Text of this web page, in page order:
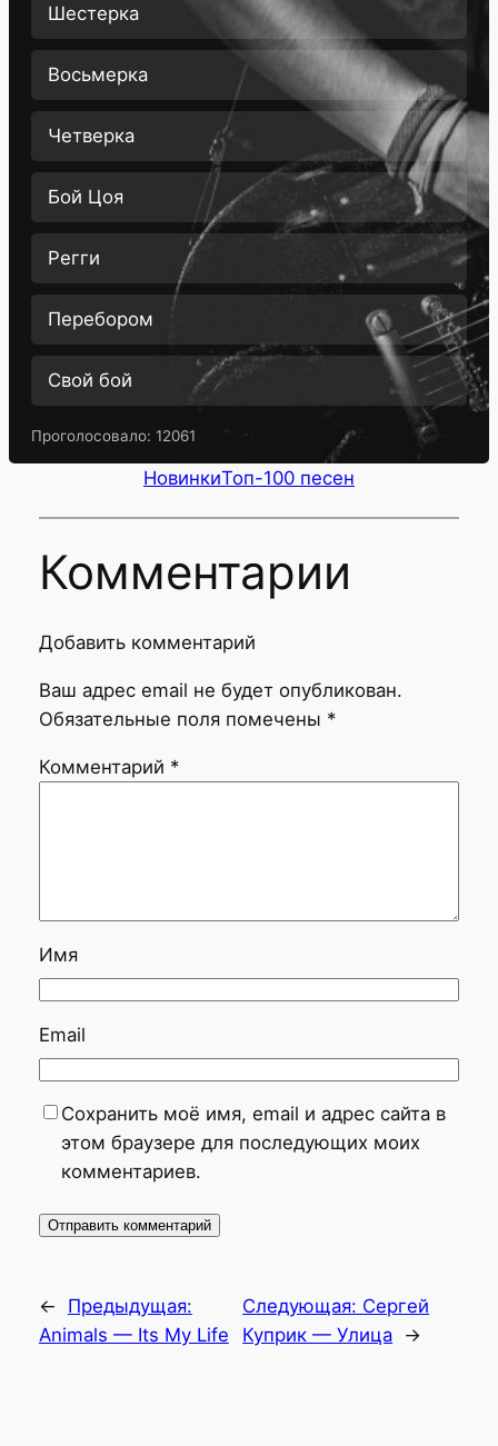
Шестерка
Восьмерка
Четверка
Бой Цоя
Регги
Перебором
Свой бой
Проголосовало: 12061
НовинкиТоп-100 песен
Комментарии
Добавить комментарий
Ваш адрес email не будет опубликован.
Обязательные поля помечены *
Комментарий *
Имя
Email
Сохранить моё имя, email и адрес сайта в
этом браузере для последующих моих
комментариев.
←
Предыдущая:
Animals — Its My Life
Следующая: Сергей
Куприк — Улица →